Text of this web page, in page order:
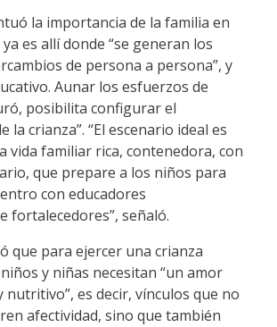
la importancia de la familia en
es allí donde “se generan los
de persona a persona”, y
Aunar los esfuerzos de
posibilita configurar el
la crianza”. “El escenario ideal es
vida familiar rica, contenedora, con
que prepare a los niños para
con educadores
fortalecedores”, señaló.
que para ejercer una crianza
y niñas necesitan “un amor
es decir, vínculos que no
afectividad, sino que también